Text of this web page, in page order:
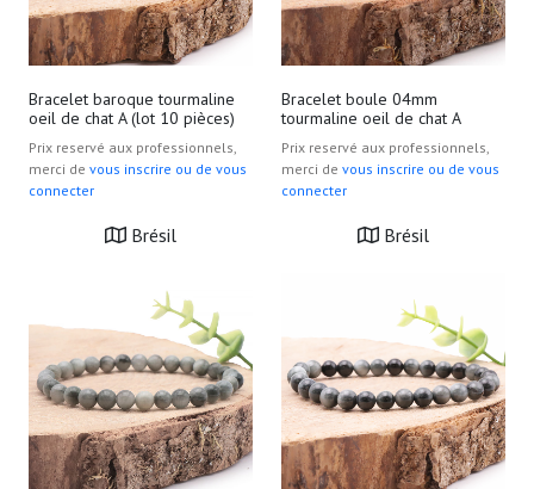
Bracelet baroque tourmaline
oeil de chat A (lot 10 pièces)
Prix reservé aux professionnels,
merci de vous inscrire ou de vous
connecter
Brésil
Bracelet boule 04mm
tourmaline oeil de chat A
Prix reservé aux professionnels,
merci de vous inscrire ou de vous
connecter
Brésil